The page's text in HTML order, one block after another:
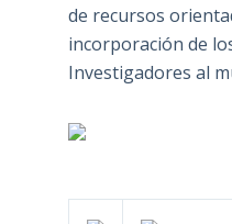
de recursos
incorporación de
Investigadores al